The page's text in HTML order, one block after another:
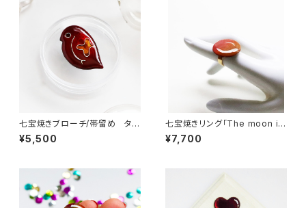
七宝焼きブローチ/帯留め タマ
ミジンコ
¥5,500
七宝焼きリング「The moon is
mine / candy moon」
¥7,700